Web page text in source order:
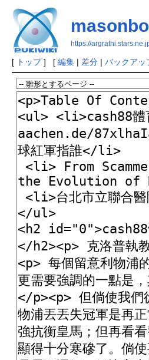
https://
[ トップ] [ 編集| 差分| バックアッ